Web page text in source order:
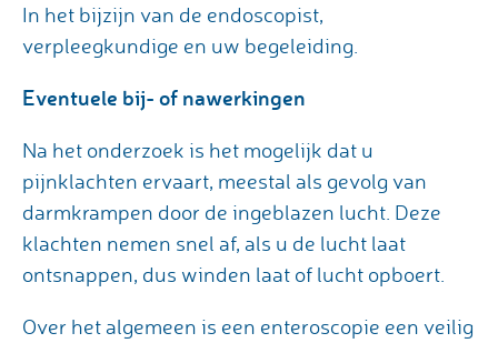
In het bijzijn van de endoscopist,
verpleegkundige en uw begeleiding.
Eventuele bij- of nawerkingen
Na het onderzoek is het mogelijk dat u
pijnklachten ervaart, meestal als gevolg van
darmkrampen door de ingeblazen lucht. Deze
klachten nemen snel af, als u de lucht laat
ontsnappen, dus winden laat of lucht opboert.
Over het algemeen is een enteroscopie een veilig